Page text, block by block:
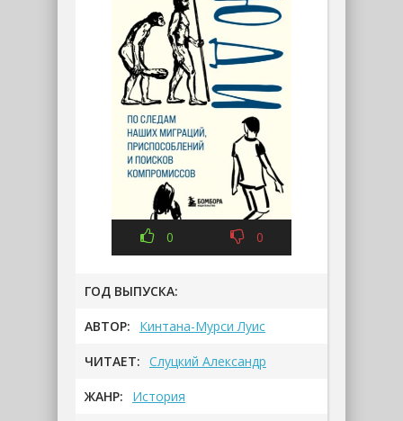
0 0
ГОД ВЫПУСКА:
АВТОР: Кинтана-Мурси Луис
ЧИТАЕТ: Слуцкий Александр
ЖАНР: История